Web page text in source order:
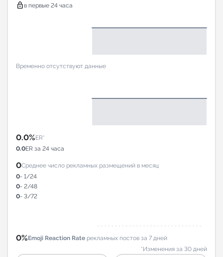
lock в первые 24 часа
Временно отсутствуют данные
0.0%ER*
0.0ER за 24 часа
0Среднее число рекламных размещений в месяц
0- 1/24
0- 2/48
0- 3/72
0%Emoji Reaction Rate рекламных постов за 7 дней
*Изменения за 30 дней